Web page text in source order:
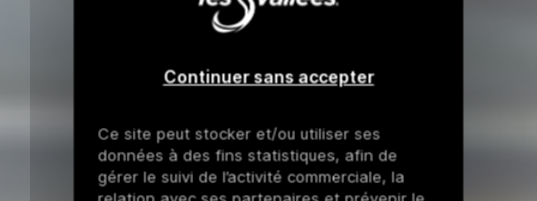
Continuer sans accepter
Ce site peut stocker et/ou utiliser ses
données à des fins statistiques, afin de
gérer le suivi de l’activité commerciale, la